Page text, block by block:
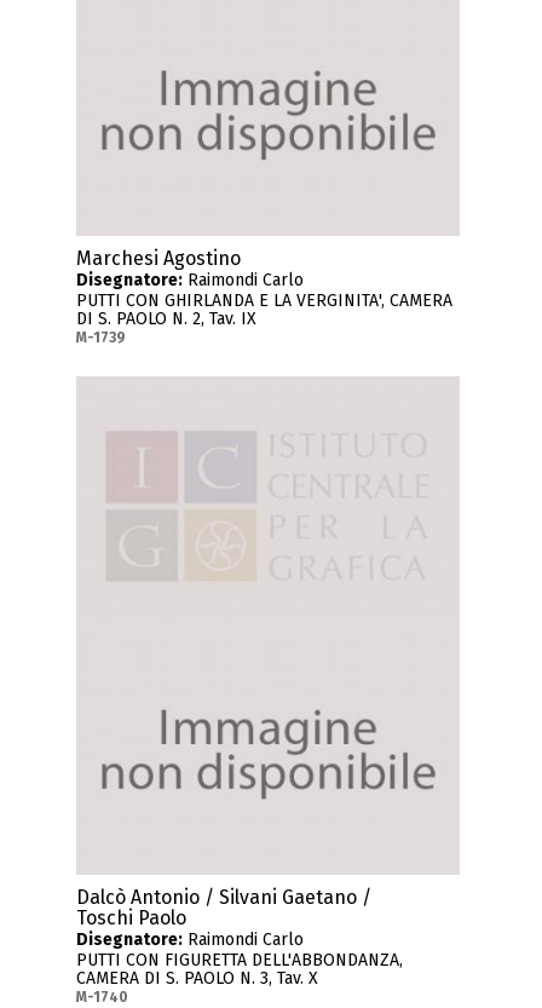
Marchesi Agostino
Disegnatore: Raimondi Carlo
PUTTI CON GHIRLANDA E LA VERGINITA', CAMERA
DI S. PAOLO N. 2, Tav. IX
M-1739
Dalcò Antonio / Silvani Gaetano /
Toschi Paolo
Disegnatore: Raimondi Carlo
PUTTI CON FIGURETTA DELL'ABBONDANZA,
CAMERA DI S. PAOLO N. 3, Tav. X
M-1740